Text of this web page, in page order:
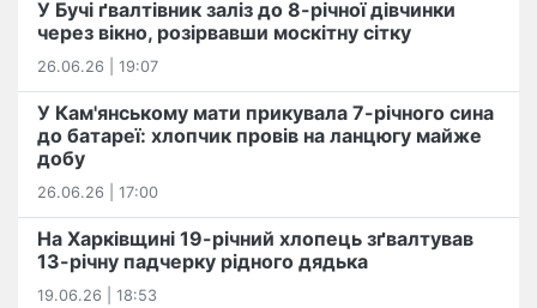
У Бучі ґвалтівник заліз до 8-річної дівчинки
через вікно, розірвавши москітну сітку
26.06.26 | 19:07
У Кам'янському мати прикувала 7-річного сина
до батареї: хлопчик провів на ланцюгу майже
добу
26.06.26 | 17:00
На Харківщині 19-річний хлопець​ ️зґвалтував
13-річну падчерку рідного дядька
19.06.26 | 18:53